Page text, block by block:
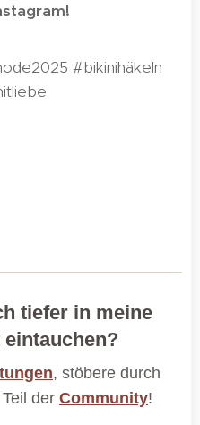
#bikinihäkeln
tiefer in meine
, stöbere durch
der Community!